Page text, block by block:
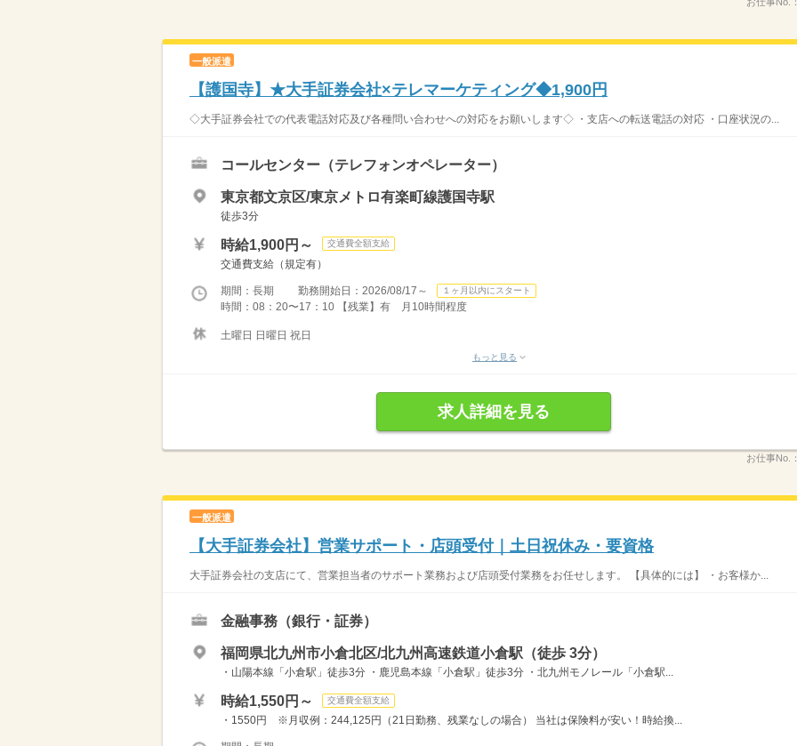
一般派遣
【護国寺】★大手証券会社×テレマーケティング◆1,900円
◇大手証券会社での代表電話対応及び各種問い合わせへの対応をお願いします◇ ・支店への転送電話の対応 ・口座状況の...
コールセンター（テレフォンオペレーター）
東京都文京区/東京メトロ有楽町線護国寺駅
徒歩3分
時給1,900円～ 交通費全額支給
交通費支給（規定有）
期間：長期 勤務開始日：2026/08/17～ １ヶ月以内にスタート
時間：08：20〜17：10 【残業】有 月10時間程度
土曜日 日曜日 祝日
もっと見る
求人詳細を見る
お仕事No.：
一般派遣
【大手証券会社】営業サポート・店頭受付｜土日祝休み・要資格
大手証券会社の支店にて、営業担当者のサポート業務および店頭受付業務をお任せします。 【具体的には】 ・お客様か...
金融事務（銀行・証券）
福岡県北九州市小倉北区/北九州高速鉄道小倉駅（徒歩 3分）
・山陽本線「小倉駅」徒歩3分 ・鹿児島本線「小倉駅」徒歩3分 ・北九州モノレール「小倉駅...
時給1,550円～ 交通費全額支給
・1550円 ※月収例：244,125円（21日勤務、残業なしの場合） 当社は保険料が安い！時給換...